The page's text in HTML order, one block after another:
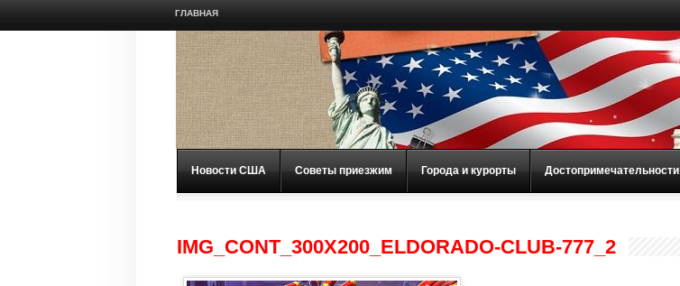
ГЛАВНАЯ
Новости США Советы приезжим Города и курорты Достопримечательности
IMG_CONT_300X200_ELDORADO-CLUB-777_2